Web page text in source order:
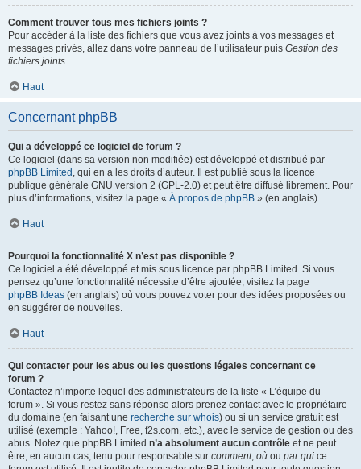
Comment trouver tous mes fichiers joints ?
Pour accéder à la liste des fichiers que vous avez joints à vos messages et
messages privés, allez dans votre panneau de l’utilisateur puis Gestion des
fichiers joints.
Haut
Concernant phpBB
Qui a développé ce logiciel de forum ?
Ce logiciel (dans sa version non modifiée) est développé et distribué par
phpBB Limited , qui en a les droits d’auteur. Il est publié sous la licence
publique générale GNU version 2 (GPL-2.0) et peut être diffusé librement. Pour
plus d’informations, visitez la page « À propos de phpBB » (en anglais).
Haut
Pourquoi la fonctionnalité X n’est pas disponible ?
Ce logiciel a été développé et mis sous licence par phpBB Limited. Si vous
pensez qu’une fonctionnalité nécessite d’être ajoutée, visitez la page
phpBB Ideas (en anglais) où vous pouvez voter pour des idées proposées ou
en suggérer de nouvelles.
Haut
Qui contacter pour les abus ou les questions légales concernant ce
forum ?
Contactez n’importe lequel des administrateurs de la liste « L’équipe du
forum ». Si vous restez sans réponse alors prenez contact avec le propriétaire
du domaine (en faisant une recherche sur whois) ou si un service gratuit est
utilisé (exemple : Yahoo!, Free, f2s.com, etc.), avec le service de gestion ou des
abus. Notez que phpBB Limited n’a absolument aucun contrôle et ne peut
être, en aucun cas, tenu pour responsable sur comment, où ou par qui ce